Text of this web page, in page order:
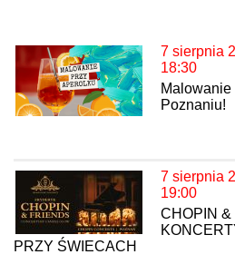
7 sierpnia
18:30
Poznaniu!
7 sierpnia
19:00
CHOPIN
PRZY ŚWIECACH